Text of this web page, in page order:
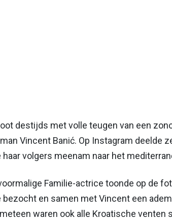
destijds met volle teugen van een
Vincent Banić. Op Instagram deelde
volgers meenam naar het
Familie-actrice toonde op de
bezocht en samen met Vincent een
waren ook alle Kroatische venten